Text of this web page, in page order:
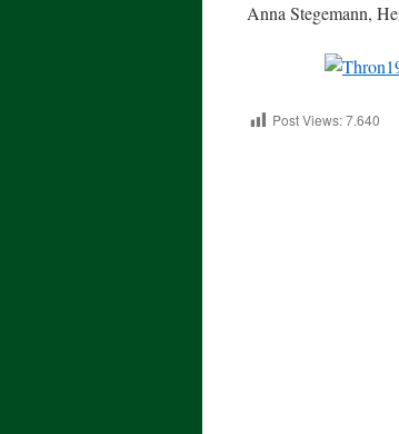
Anna Stegemann,
Post Views:7.640